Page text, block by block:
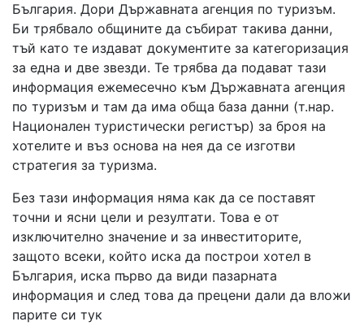
България. Дори Държавната агенция по туризъм.
Би трябвало общините да събират такива данни,
тъй като те издават документите за категоризация
за една и две звезди. Те трябва да подават тази
информация ежемесечно към Държавната агенция
по туризъм и там да има обща база данни (т.нар.
Национален туристически регистър) за броя на
хотелите и въз основа на нея да се изготви
стратегия за туризма.
Без тази информация няма как да се поставят
точни и ясни цели и резултати. Това е от
изключително значение и за инвеститорите,
защото всеки, който иска да построи хотел в
България, иска първо да види пазарната
информация и след това да прецени дали да вложи
парите си тук